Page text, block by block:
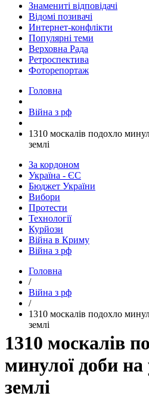
Знамениті відповідачі
Відомі позивачі
Интернет-конфлікти
Популярні теми
Верховна Рада
Ретроспектива
Фоторепортаж
Головна
Війна з рф
​1310 москалів подохло
землі
За кордоном
Україна - ЄС
Бюджет України
Вибори
Протести
Технології
Курйози
Війна в Криму
Війна з рф
Головна
/
Війна з рф
/
​1310 москалів подохло
землі
​1310 москалів
минулої доби на
землі